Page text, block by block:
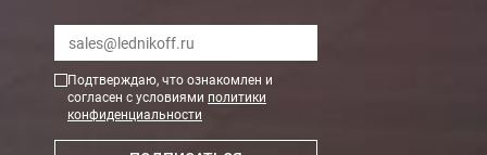
Подтверждаю, что ознакомлен и
согласен с условиями политики
конфиденциальности